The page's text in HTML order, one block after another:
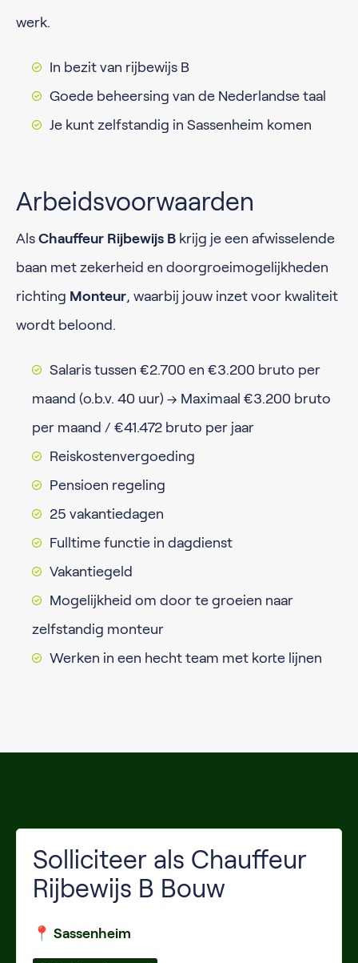
werk.
In bezit van rijbewijs B
Goede beheersing van de Nederlandse taal
Je kunt zelfstandig in Sassenheim komen
Arbeidsvoorwaarden
Als Chauffeur Rijbewijs B krijg je een afwisselende
baan met zekerheid en doorgroeimogelijkheden
richting Monteur, waarbij jouw inzet voor kwaliteit
wordt beloond.
Salaris tussen €2.700 en €3.200 bruto per
maand (o.b.v. 40 uur) → Maximaal €3.200 bruto
per maand / €41.472 bruto per jaar
Reiskostenvergoeding
Pensioen regeling
25 vakantiedagen
Fulltime functie in dagdienst
Vakantiegeld
Mogelijkheid om door te groeien naar
zelfstandig monteur
Werken in een hecht team met korte lijnen
Solliciteer als Chauffeur
Rijbewijs B Bouw
📍 Sassenheim